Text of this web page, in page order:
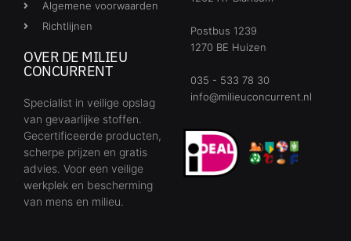
Algemene voorwaarden
Richtlijnen
OVER DE MILIEU
CONCURRENT
Specialist in veilige opslag
van gevaarlijke stoffen.
Gecertificeerde producten,
scherpe prijzen en gratis
advies. Voor een veilige
werkplek en bescherming
van mens en milieu.
Postbus 1239
1270 BE Huizen
035 - 533 78 30
info@milieuconcurrent.nl